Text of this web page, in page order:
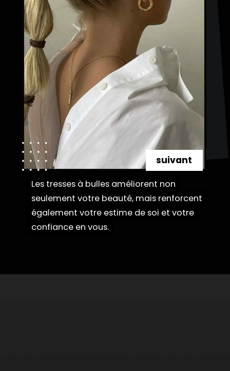
Les tresses à bulles améliorent non
seulement votre beauté, mais renforcent
également votre estime de soi et votre
confiance en vous.
Les tresses à bulles améliorent non
seulement votre beauté, mais renforcent
également votre estime de soi et votre
confiance en vous.
suivant